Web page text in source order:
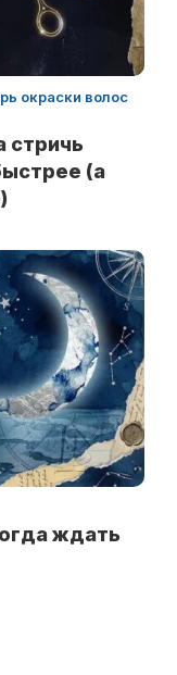
окраски волос
стричь
(а
ждать